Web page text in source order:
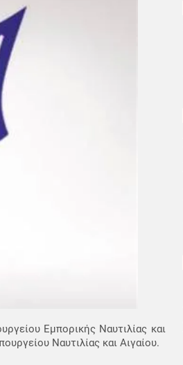
Εμπορικής Ναυτιλίας και
Ναυτιλίας και Αιγαίου.